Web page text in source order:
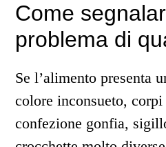
Come
problema di
Se l’alimento presenta
colore inconsueto,
confezione gonfia,